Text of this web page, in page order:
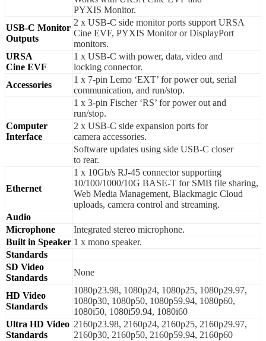
PYXIS Monitor.
USB-C Monitor
Outputs
2 x USB-C side monitor ports support URSA
Cine EVF, PYXIS Monitor or DisplayPort
monitors.
URSA
Cine EVF
1 x USB-C with power, data, video and
locking connector.
Accessories
1 x 7-pin Lemo ‘EXT’ for power out, serial
communication, and run/stop.
1 x 3-pin Fischer ‘RS’ for power out and
run/stop.
Computer
Interface
2 x USB-C side expansion ports for
camera accessories.
Software updates using side USB‑C closer
to rear.
Ethernet
1 x 10Gb/s RJ‑45 connector supporting
10/100/1000/10G BASE-T for SMB file sharing,
Web Media Management, Blackmagic Cloud
uploads, camera control and streaming.
Audio
Microphone
Integrated stereo microphone.
Built in Speaker 1 x mono speaker.
Standards
SD Video
Standards
None
HD Video
Standards
1080p23.98, 1080p24, 1080p25, 1080p29.97,
1080p30, 1080p50, 1080p59.94, 1080p60,
1080i50, 1080i59.94, 1080i60
Ultra HD Video
Standards
2160p23.98, 2160p24, 2160p25, 2160p29.97,
2160p30, 2160p50, 2160p59.94, 2160p60